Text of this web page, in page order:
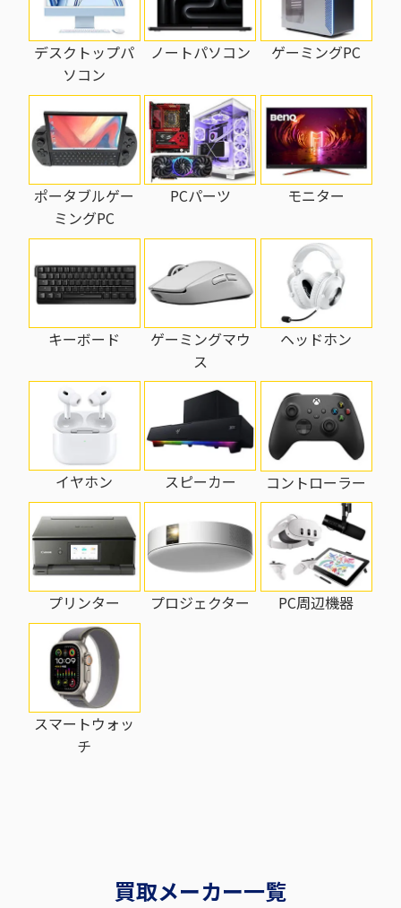
デスクトップパ
ソコン
ノートパソコン ゲーミングPC
ポータブルゲー
ミングPC
PCパーツ モニター
キーボード
ゲーミングマウ
ス
ヘッドホン
イヤホン スピーカー コントローラー
プリンター プロジェクター PC周辺機器
スマートウォッ
チ
買取メーカー一覧